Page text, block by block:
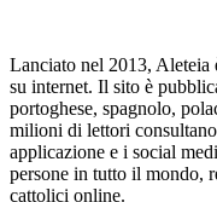
Lanciato nel 2013,
su internet. Il sito è
portoghese, spagnolo,
milioni di lettori
applicazione e i social
persone in tutto il mondo,
cattolici online.